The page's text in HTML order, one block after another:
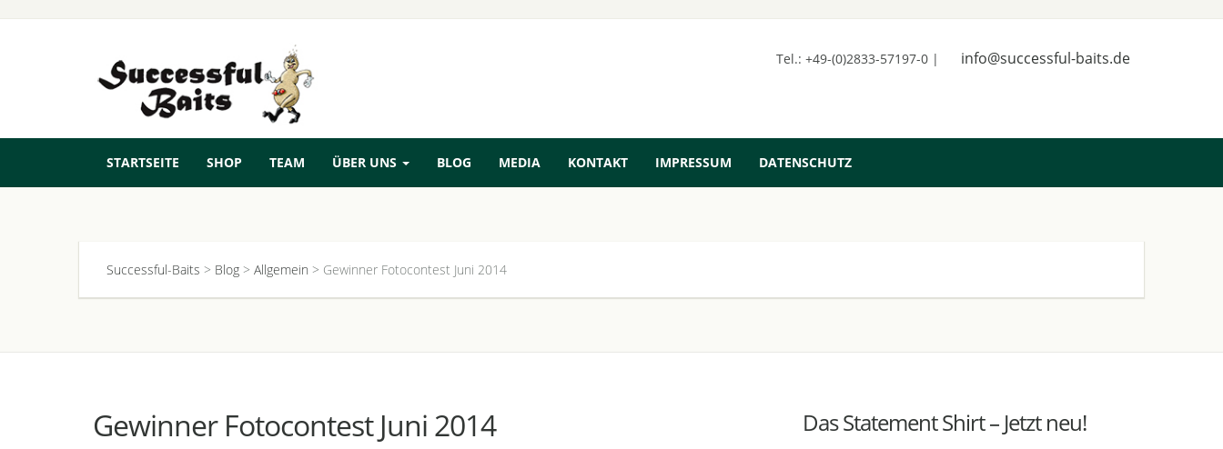
Tel.: +49-(0)2833-57197-0 | info@successful-baits.de
STARTSEITE SHOP TEAM ÜBER UNS BLOG MEDIA KONTAKT IMPRESSUM DATENSCHUTZ
Successful-Baits > Blog > Allgemein > Gewinner Fotocontest Juni 2014
Gewinner Fotocontest Juni 2014 Das Statement Shirt – Jetzt neu!